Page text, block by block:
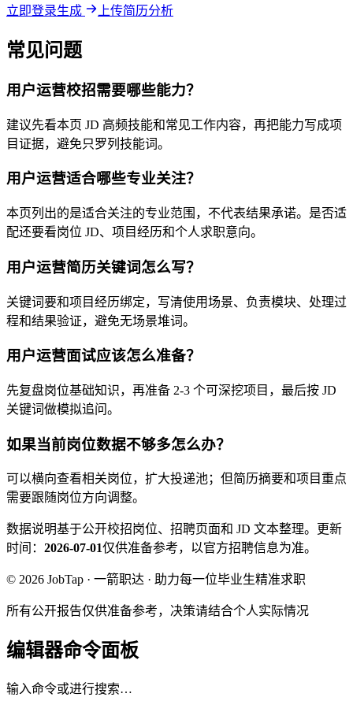
立即登录生成
上传简历分析
常见问题
用户运营校招需要哪些能力？
建议先看本页 JD 高频技能和常见工作内容，再把能力写成项
目证据，避免只罗列技能词。
用户运营适合哪些专业关注？
本页列出的是适合关注的专业范围，不代表结果承诺。是否适
配还要看岗位 JD、项目经历和个人求职意向。
用户运营简历关键词怎么写？
关键词要和项目经历绑定，写清使用场景、负责模块、处理过
程和结果验证，避免无场景堆词。
用户运营面试应该怎么准备？
先复盘岗位基础知识，再准备 2-3 个可深挖项目，最后按 JD
关键词做模拟追问。
如果当前岗位数据不够多怎么办？
可以横向查看相关岗位，扩大投递池；但简历摘要和项目重点
需要跟随岗位方向调整。
数据说明基于公开校招岗位、招聘页面和 JD 文本整理。
更新
时间： 2026-07-01仅供准备参考，以官方招聘信息为准。
© 2026 JobTap · 一箭职达 · 助力每一位毕业生精准求职
所有公开报告仅供准备参考，决策请结合个人实际情况
编辑器命令面板
输入命令或进行搜索…